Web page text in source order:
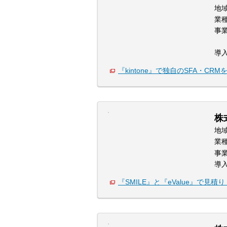
地
業
事
導
『kintone』で独自のSFA・CRM
株
地
業
事
導
『SMILE』と『eValue』で見積